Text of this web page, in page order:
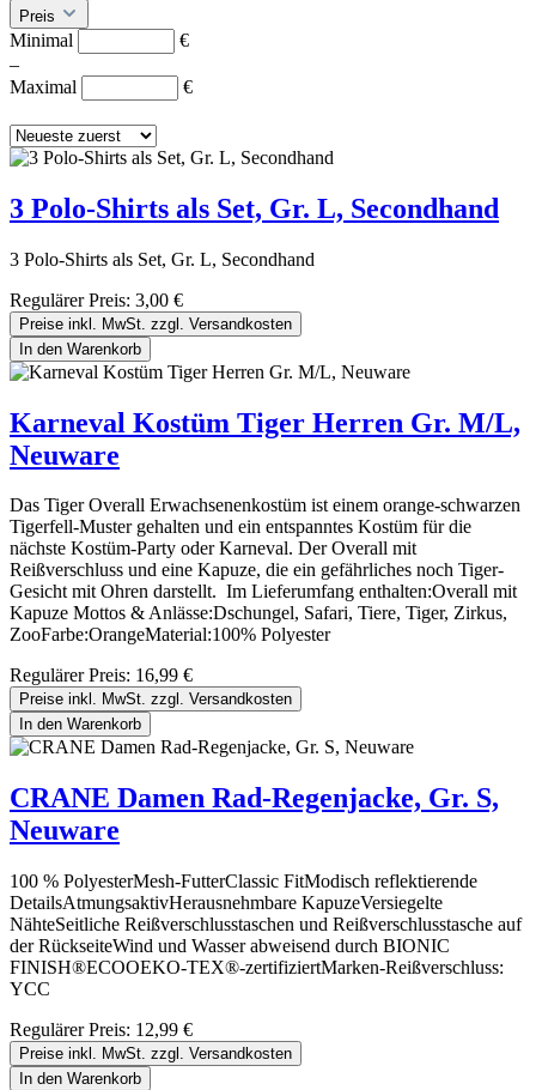
Preis
Minimal
€
–
Maximal
€
3 Polo-Shirts als Set, Gr. L, Secondhand
3 Polo-Shirts als Set, Gr. L, Secondhand
Regulärer Preis: 3,00 €
Preise inkl. MwSt. zzgl. Versandkosten
In den Warenkorb
Karneval Kostüm Tiger Herren Gr. M/L,
Neuware
Das Tiger Overall Erwachsenenkostüm ist einem orange-schwarzen
Tigerfell-Muster gehalten und ein entspanntes Kostüm für die
nächste Kostüm-Party oder Karneval. Der Overall mit
Reißverschluss und eine Kapuze, die ein gefährliches noch Tiger-
Gesicht mit Ohren darstellt. Im Lieferumfang enthalten:Overall mit
Kapuze Mottos & Anlässe:Dschungel, Safari, Tiere, Tiger, Zirkus,
ZooFarbe:OrangeMaterial:100% Polyester
Regulärer Preis: 16,99 €
Preise inkl. MwSt. zzgl. Versandkosten
In den Warenkorb
CRANE Damen Rad-Regenjacke, Gr. S,
Neuware
100 % PolyesterMesh-FutterClassic FitModisch reflektierende
DetailsAtmungsaktivHerausnehmbare KapuzeVersiegelte
NähteSeitliche Reißverschlusstaschen und Reißverschlusstasche auf
der RückseiteWind und Wasser abweisend durch BIONIC
FINISH®ECOOEKO-TEX®-zertifiziertMarken-Reißverschluss:
YCC
Regulärer Preis: 12,99 €
Preise inkl. MwSt. zzgl. Versandkosten
In den Warenkorb